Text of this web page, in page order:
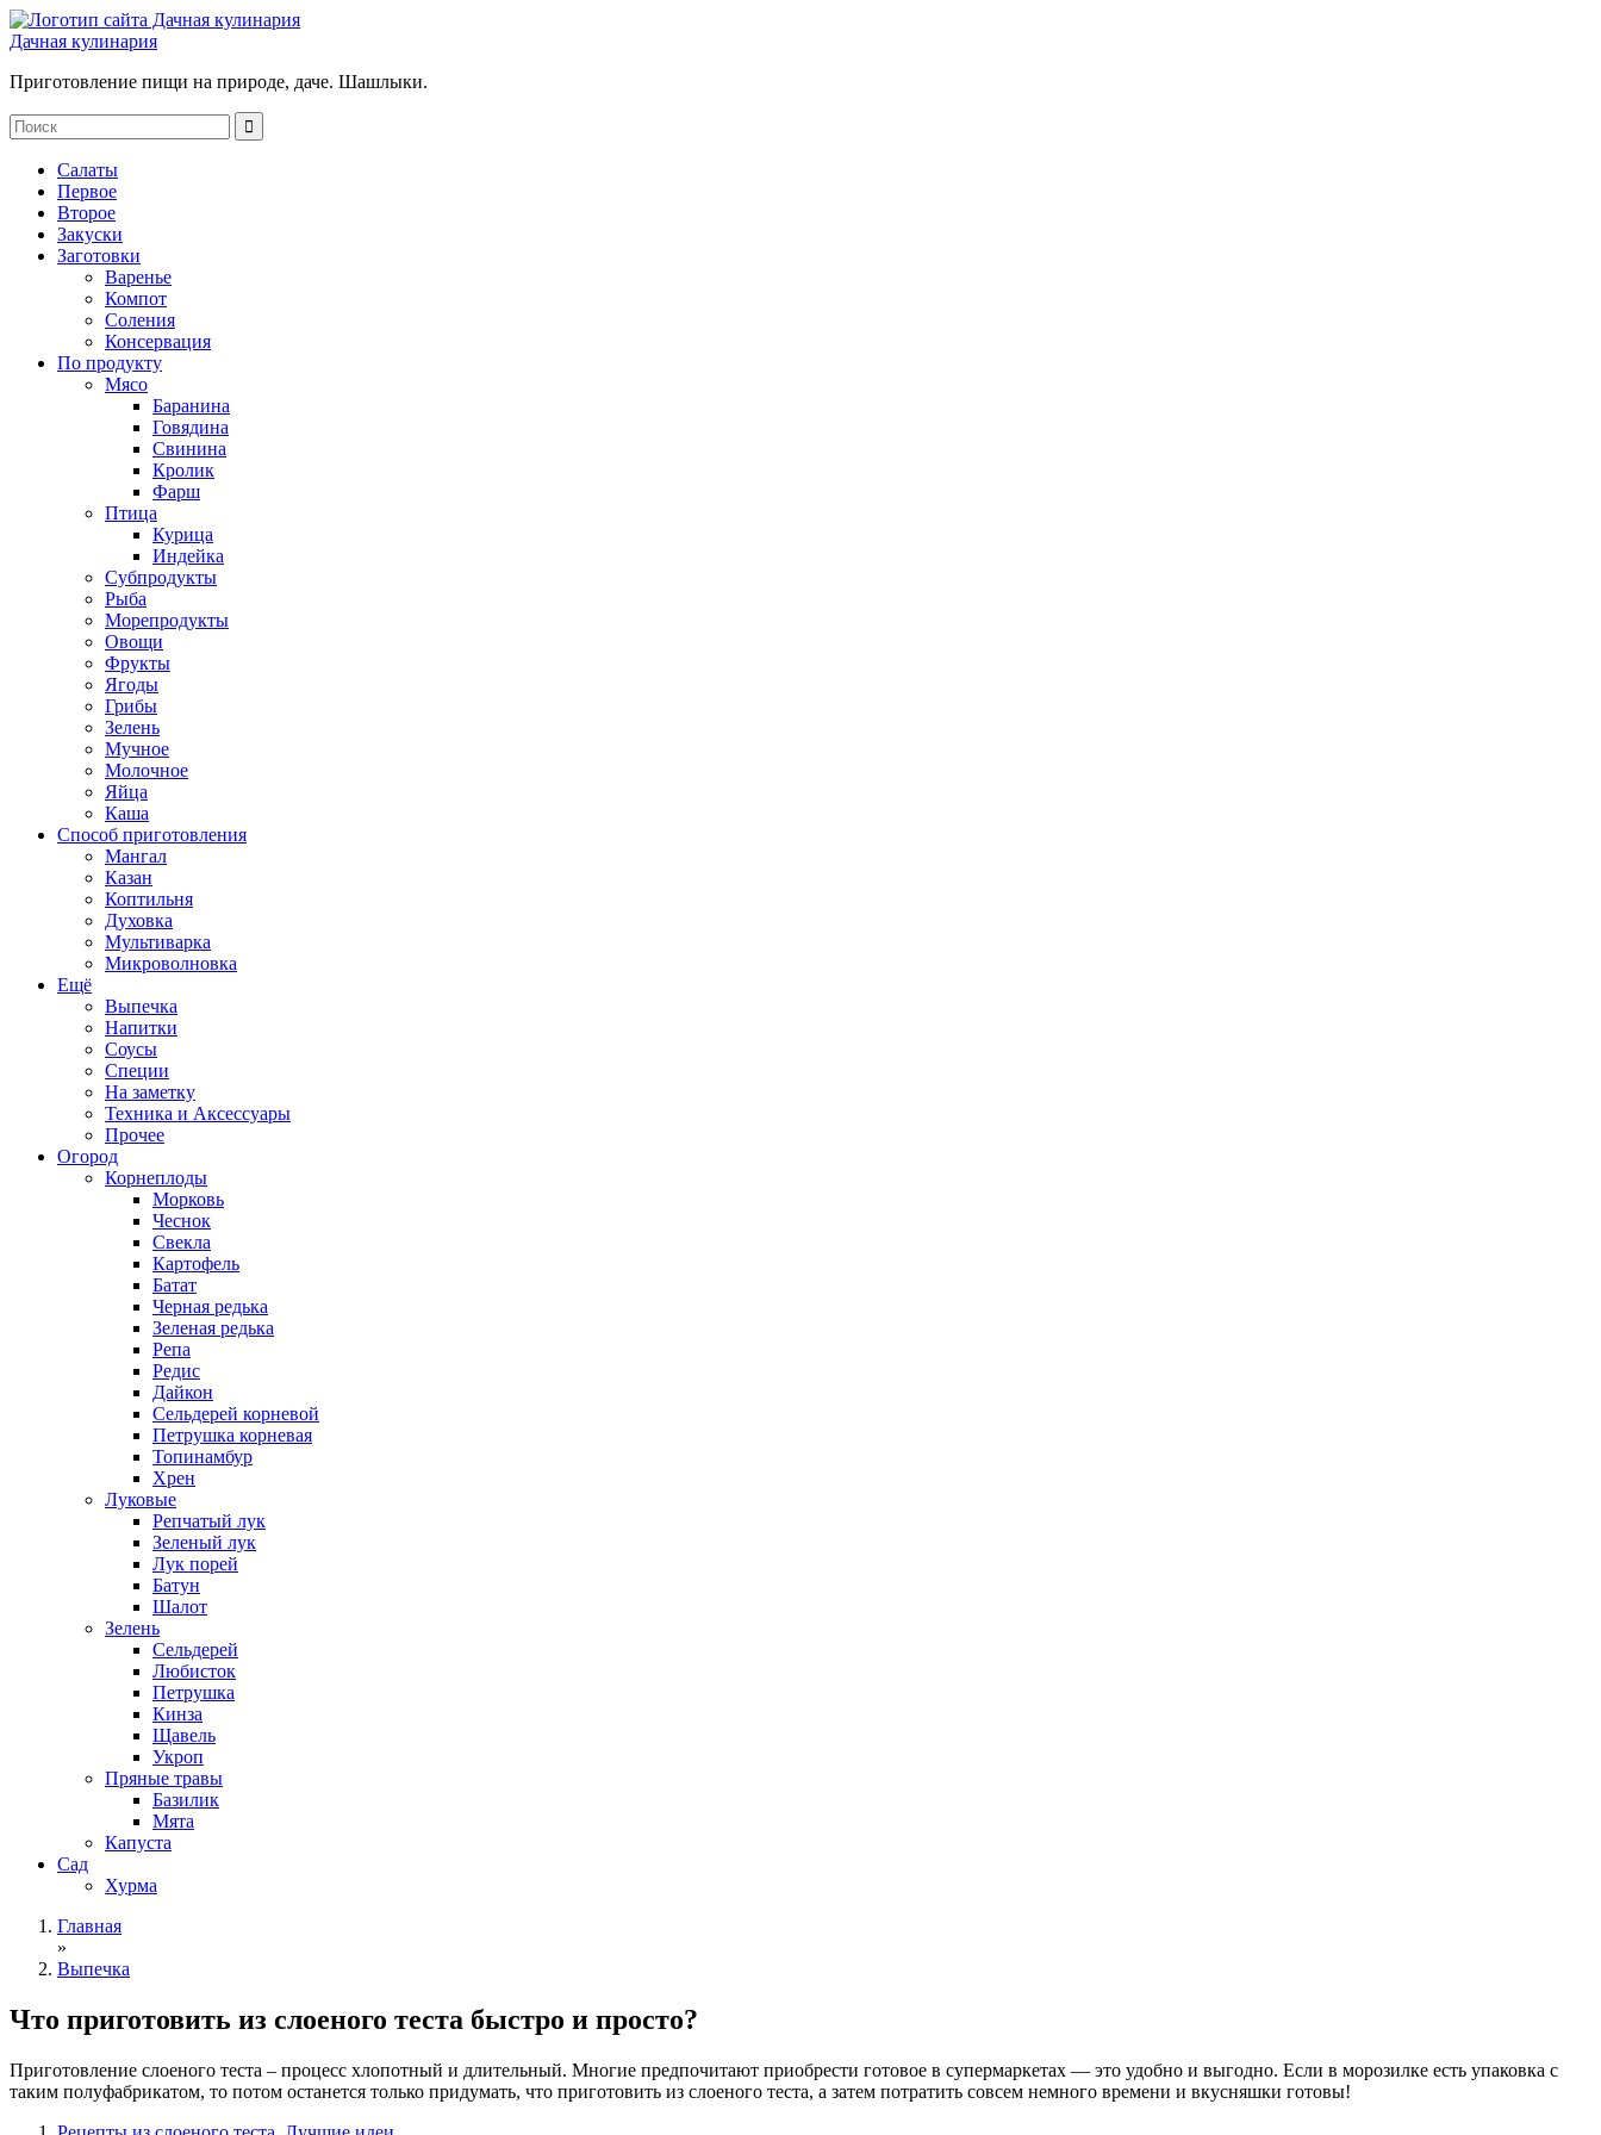
Дачная кулинария
Приготовление пищи на природе, даче. Шашлыки.
Салаты
Первое
Второе
Закуски
Заготовки
Варенье
Компот
Соления
Консервация
По продукту
Мясо
Баранина
Говядина
Свинина
Кролик
Фарш
Птица
Курица
Индейка
Субпродукты
Рыба
Морепродукты
Овощи
Фрукты
Ягоды
Грибы
Зелень
Мучное
Молочное
Яйца
Каша
Способ приготовления
Мангал
Казан
Коптильня
Духовка
Мультиварка
Микроволновка
Ещё
Выпечка
Напитки
Соусы
Специи
На заметку
Техника и Аксессуары
Прочее
Огород
Корнеплоды
Морковь
Чеснок
Свекла
Картофель
Батат
Черная редька
Зеленая редька
Репа
Редис
Дайкон
Сельдерей корневой
Петрушка корневая
Топинамбур
Хрен
Луковые
Репчатый лук
Зеленый лук
Лук порей
Батун
Шалот
Зелень
Сельдерей
Любисток
Петрушка
Кинза
Щавель
Укроп
Пряные травы
Базилик
Мята
Капуста
Сад
Хурма
Главная
»
Выпечка
Что приготовить из слоеного теста быстро и просто?
Приготовление слоеного теста – процесс хлопотный и длительный. Многие предпочитают приобрести готовое в супермаркетах — это удобно и выгодно. Если в морозилке есть упаковка с
таким полуфабрикатом, то потом останется только придумать, что приготовить из слоеного теста, а затем потратить совсем немного времени и вкусняшки готовы!